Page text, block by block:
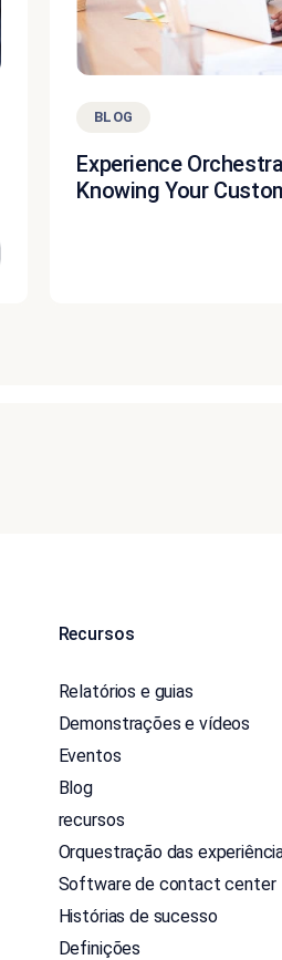
BLOG
Experience
Knowing Your
Recursos
Relatórios e guias
Demonstrações e vídeos
Eventos
Blog
recursos
Orquestração das
Software de contact center
Histórias de sucesso
Definições